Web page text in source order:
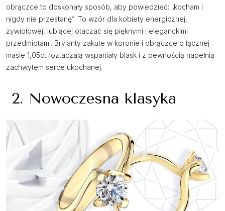
obrączce to doskonały sposób, aby powiedzieć: „kocham i
nigdy nie przestanę”. To wzór dla kobiety energicznej,
żywiołowej, lubiącej otaczać się pięknymi i eleganckimi
przedmiotami. Brylanty zakute w koronie i obrączce o łącznej
masie 1,05ct roztaczają wspaniały blask i z pewnością napełnią
zachwytem serce ukochanej.
2. Nowoczesna klasyka